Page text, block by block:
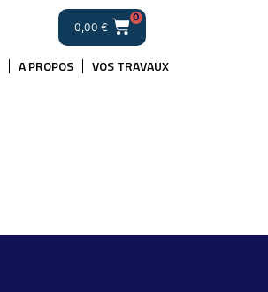
0,00 €
0
A PROPOS VOS TRAVAUX